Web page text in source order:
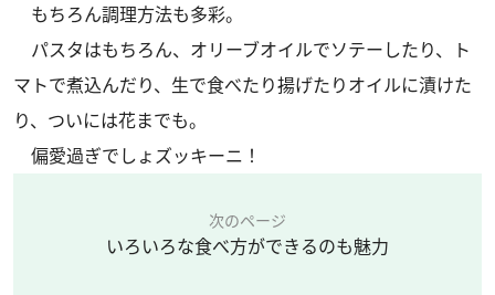
もちろん調理方法も多彩。
パスタはもちろん、オリーブオイルでソテーしたり、ト
マトで煮込んだり、生で食べたり揚げたりオイルに漬けた
り、ついには花までも。
偏愛過ぎでしょズッキーニ！
次のページ
いろいろな食べ方ができるのも魅力